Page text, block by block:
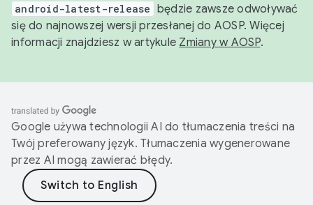
android-latest-release będzie zawsze odwoływać
się do najnowszej wersji przesłanej do AOSP. Więcej
informacji znajdziesz w artykule Zmiany w AOSP.
Google używa technologii AI do tłumaczenia treści na
Twój preferowany język. Tłumaczenia wygenerowane
przez AI mogą zawierać błędy.